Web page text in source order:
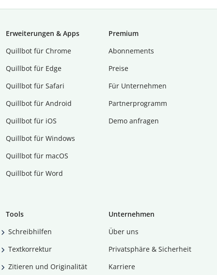
Erweiterungen & Apps
Quillbot für Chrome
Quillbot für Edge
Quillbot für Safari
Quillbot für Android
Quillbot für iOS
Quillbot für Windows
Quillbot für macOS
Quillbot für Word
Premium
Abon­ne­ments
Preise
Für Unternehmen
Partnerprogramm
Demo anfragen
Tools
Schreibhilfen
Textkorrektur
Zitieren und Originalität
Unternehmen
Über uns
Privatsphäre & Sicherheit
Karriere